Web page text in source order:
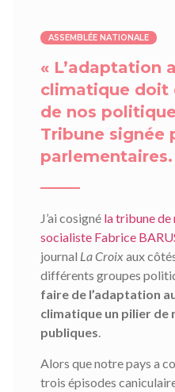
ASSEMBLÉE NATIONALE
« L’adaptation
climatique doit
de nos
Tribune signée
parlementaires.
J’ai cosigné la tribune de
socialiste Fabrice
journal La Croixaux
différents groupes
faire de l’adaptation
climatique un pilier de
publiques.
Alors que notre pays a
trois épisodes